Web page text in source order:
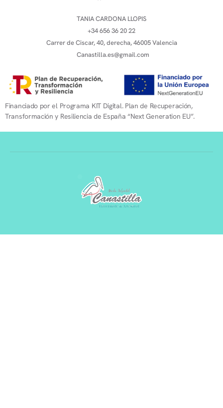
TANIA CARDONA LLOPIS
+34 656 36 20 22
Carrer de Ciscar, 40, derecha, 46005 Valencia
Canastilla.es@gmail.com
Financiado por el Programa KIT Digital. Plan de Recuperación,
Transformación y Resiliencia de España “Next Generation EU”.